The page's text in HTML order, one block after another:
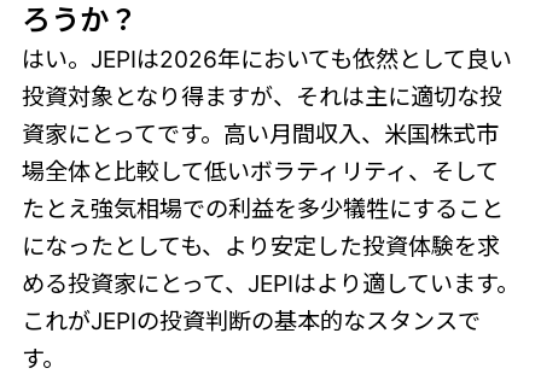
ろうか？
はい。JEPIは2026年においても依然として良い
投資対象となり得ますが、それは主に適切な投
資家にとってです。高い月間収入、米国株式市
場全体と比較して低いボラティリティ、そして
たとえ強気相場での利益を多少犠牲にすること
になったとしても、より安定した投資体験を求
める投資家にとって、JEPIはより適しています。
これがJEPIの投資判断の基本的なスタンスで
す。